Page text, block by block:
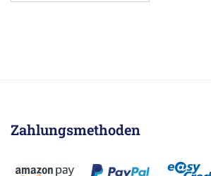
Zahlungsmethoden